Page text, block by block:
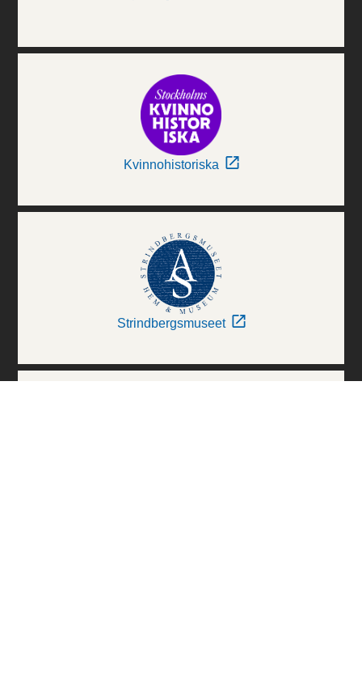
Kvinnohistoriska
Strindbergsmuseet